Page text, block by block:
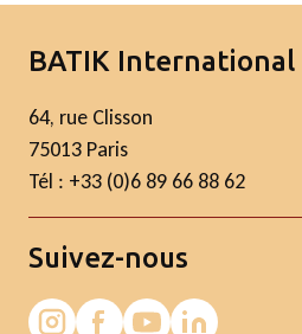
BATIK International
64, rue Clisson
75013 Paris
Tél : +33 (0)6 89 66 88 62
Suivez-nous